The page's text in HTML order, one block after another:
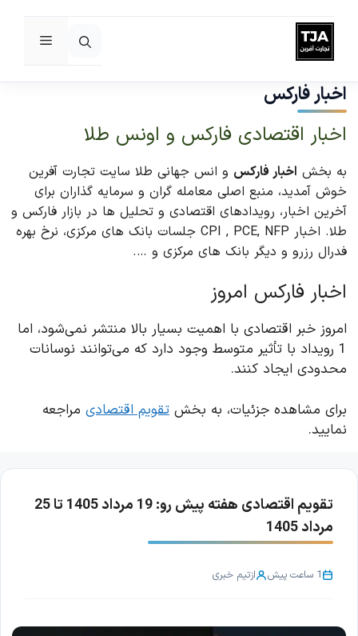
پرش
به
محتوا
فهرست
اخبار فارکس
اخبار اقتصادی فارکس و اونس طلا
به بخش اخبار فارکس و انس جهانی طلا سایت تجارت آفرین
خوش آمدید، منبع اصلی معامله گران و سرمایه گذاران برای
آخرین اخبار، رویدادهای اقتصادی و تحلیل ها در بازار فارکس و
طلا. اخبار CPI , PCE, NFP جلسات بانک های مرکزی، نرخ بهره
فدرال رزرو و دیگر بانک های مرکزی و ….
اخبار فارکس امروز
امروز خبر اقتصادی با اهمیت بسیار بالا منتشر نمی‌شود، اما
1 رویداد با تأثیر متوسط وجود دارد که می‌توانند نوسانات
محدودی ایجاد کنند.
برای مشاهده جزئیات، به بخش تقویم اقتصادی مراجعه
نمایید.
تقویم اقتصادی هفته پیش رو: 19 مرداد 1405 تا 25
مرداد 1405
1 ساعت پیش ازتیم خبری